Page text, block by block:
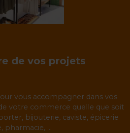
de vos projets
vous accompagner dans vos
votre commerce quelle que soit
bijouterie, caviste, épicerie
pharmacie, ...